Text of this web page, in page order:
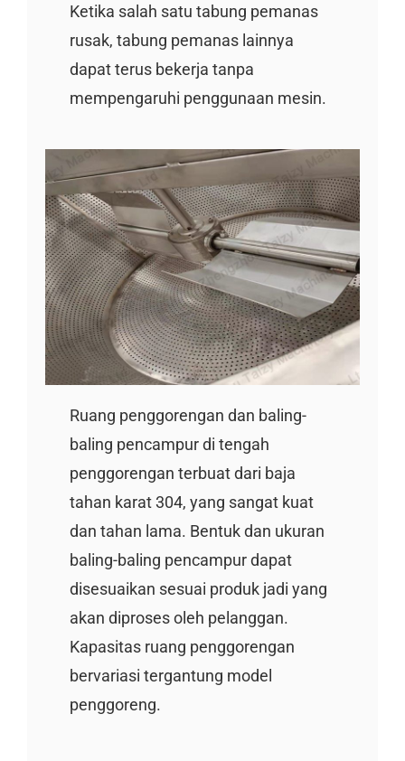
Ketika salah satu tabung pemanas
rusak, tabung pemanas lainnya
dapat terus bekerja tanpa
mempengaruhi penggunaan mesin.
Ruang penggorengan dan baling-
baling pencampur di tengah
penggorengan terbuat dari baja
tahan karat 304, yang sangat kuat
dan tahan lama. Bentuk dan ukuran
baling-baling pencampur dapat
disesuaikan sesuai produk jadi yang
akan diproses oleh pelanggan.
Kapasitas ruang penggorengan
bervariasi tergantung model
penggoreng.